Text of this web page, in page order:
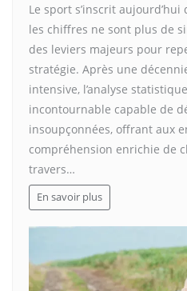
Le sport s’inscrit
les chiffres ne sont plus de
des leviers majeurs pour
stratégie. Après une
intensive, l’analyse
incontournable capable de
insoupçonnées, offrant aux
compréhension enrichie de
travers…
En savoir plus